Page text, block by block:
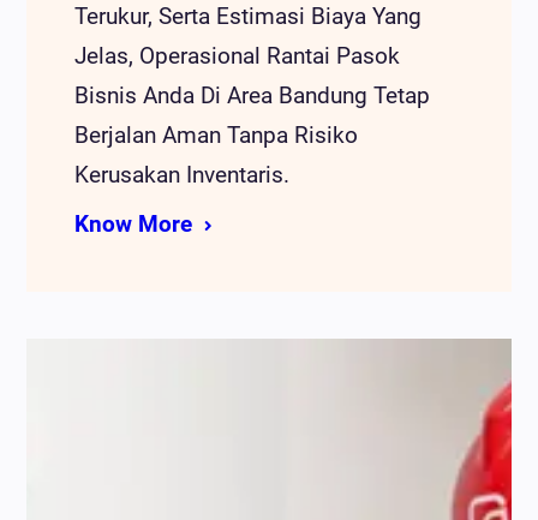
Terukur, Serta Estimasi Biaya Yang
Jelas, Operasional Rantai Pasok
Bisnis Anda Di Area Bandung Tetap
Berjalan Aman Tanpa Risiko
Kerusakan Inventaris.
Know More